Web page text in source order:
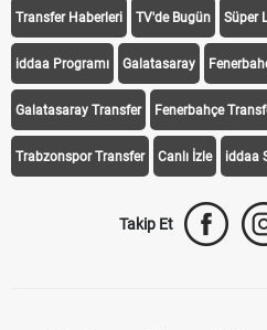
Transfer Haberleri TV'de Bugün Süper
iddaa Programı Galatasaray
Galatasaray Transfer Fenerbahçe
Trabzonspor Transfer Canlı İzle iddaa
Takip Et